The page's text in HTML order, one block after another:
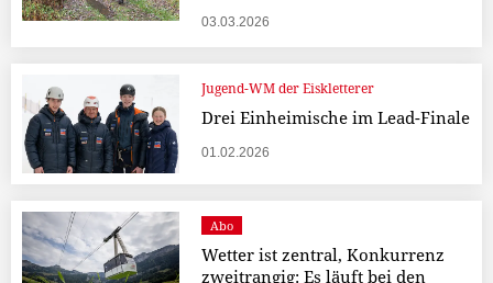
03.03.2026
Jugend-WM der Eiskletterer
Drei Einheimische im Lead-Finale
01.02.2026
Abo
Wetter ist zentral, Konkurrenz
zweitrangig: Es läuft bei den